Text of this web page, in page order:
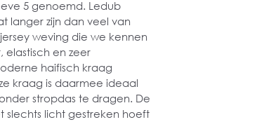
5 genoemd. Ledub
langer zijn dan veel van
weving die we kennen
elastisch en zeer
haifisch kraag
kraag is daarmee ideaal
stropdas te dragen. De
slechts licht gestreken hoeft